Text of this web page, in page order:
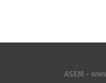
ASEM -